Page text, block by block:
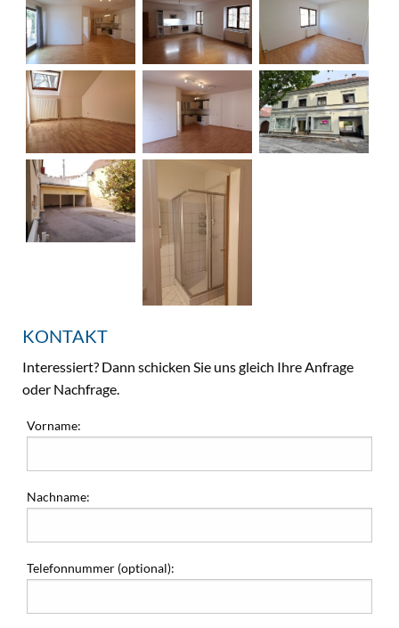
KONTAKT
Interessiert? Dann schicken Sie uns gleich Ihre Anfrage
oder Nachfrage.
Vorname:
Nachname:
Telefonnummer (optional):